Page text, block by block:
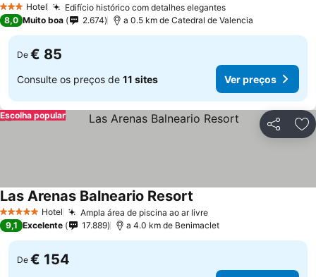
3 EstrelasHotel Edifício histórico com detalhes elegantes
8,0 Muito boa 2.674 a 0.5 km de Catedral de Valencia
De € 85
Consulte os preços de 11 sites Ver preços
Partilhar
Escolha popular
5 Estrelas Hotel Ampla área de piscina ao ar livre
Las Arenas Balneario Resort
9,1 Excelente 17.889 a 4.0 km de Benimaclet
De € 154